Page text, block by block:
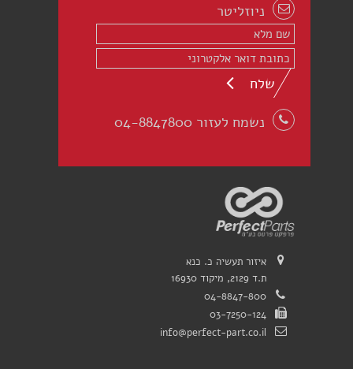
ניוזליטר
שלח
נשמח לעזור 04-8847800
איזור תעשיה כ. כנא
ת.ד 2129, מיקוד 16930
04-8847-800
03-7250-124
info@perfect-part.co.il